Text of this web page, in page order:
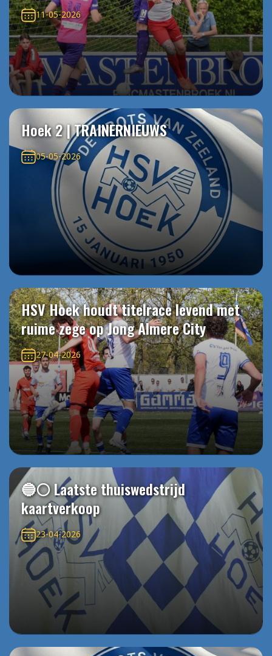
11-05-2026
Hoek 2 | TRAINERNIEUWS
05-05-2026
HSV Hoek houdt titelrace levend met
ruime zege op Jong Almere City
27-04-2026
🔵⚪️ Laatste thuiswedstrijd
kaartverkoop
23-04-2026